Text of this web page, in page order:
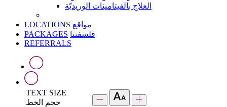
العلاج بالفيتامينات الوريديّة
LOCATIONS مواقع
PACKAGES فلسفتنا
REFERRALS
TEXT SIZE
حجم الخط